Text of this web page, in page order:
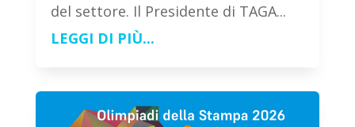
del settore. Il Presidente di TAGA...
LEGGI DI PIÙ...